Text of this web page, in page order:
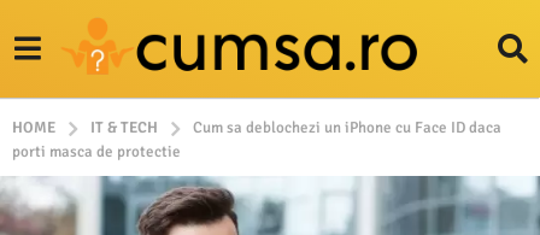
HOME IT & TECH
Cum sa deblochezi un iPhone cu Face ID daca
porti masca de protectie